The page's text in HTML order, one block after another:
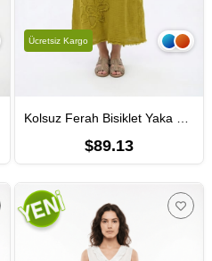
$89.13
Ücretsiz Kargo